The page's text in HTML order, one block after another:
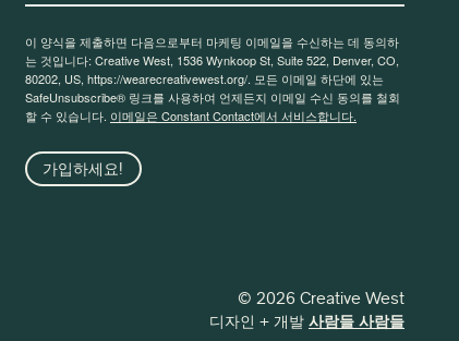
이 양식을 제출하면 다음으로부터 마케팅 이메일을 수신하는 데 동의하
는 것입니다: Creative West, 1536 Wynkoop St, Suite 522, Denver, CO,
80202, US, https://wearecreativewest.org/. 모든 이메일 하단에 있는
SafeUnsubscribe® 링크를 사용하여 언제든지 이메일 수신 동의를 철회
할 수 있습니다. 이메일은 Constant Contact에서 서비스합니다.
가입하세요!
© 2026 Creative West
디자인 + 개발 사람들 사람들